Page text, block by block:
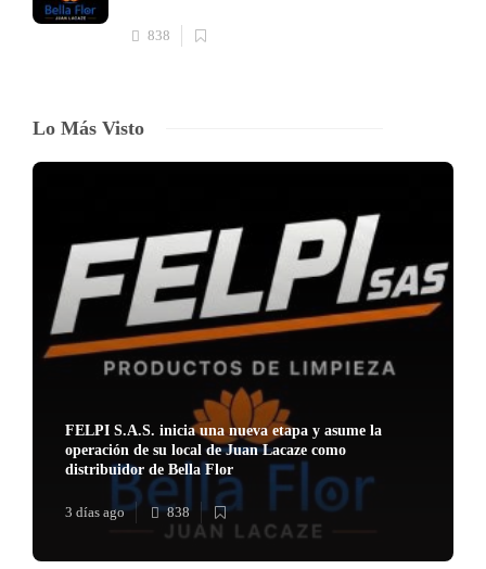
838
Lo Más Visto
FELPI S.A.S. inicia una nueva etapa y asume la
operación de su local de Juan Lacaze como
distribuidor de Bella Flor
3 días ago 838